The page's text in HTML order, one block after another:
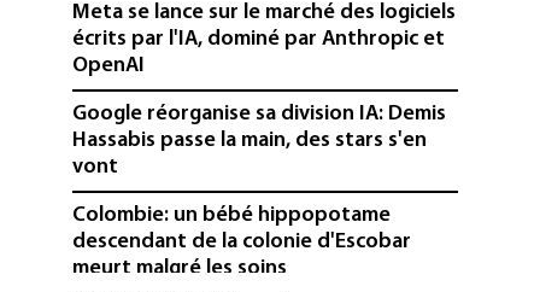
Meta se lance sur le marché des logiciels
écrits par l'IA, dominé par Anthropic et
OpenAI
Google réorganise sa division IA: Demis
Hassabis passe la main, des stars s'en
vont
Colombie: un bébé hippopotame
descendant de la colonie d'Escobar
meurt malgré les soins